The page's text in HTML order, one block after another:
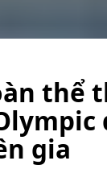
thể
gia